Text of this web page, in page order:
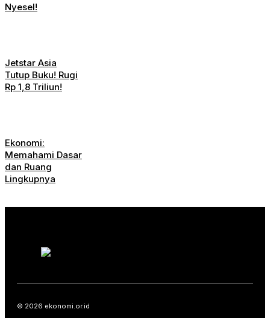
Nyesel!
Jetstar Asia
Tutup Buku! Rugi
Rp 1,8 Triliun!
Ekonomi:
Memahami Dasar
dan Ruang
Lingkupnya
© 2026 ekonomi.or.id